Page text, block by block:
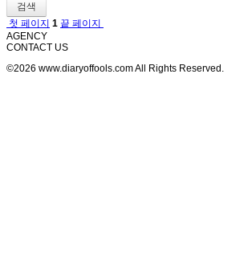
검색
첫 페이지 1 끝 페이지
AGENCY
CONTACT US
©2026 www.diaryoffools.com All Rights Reserved.